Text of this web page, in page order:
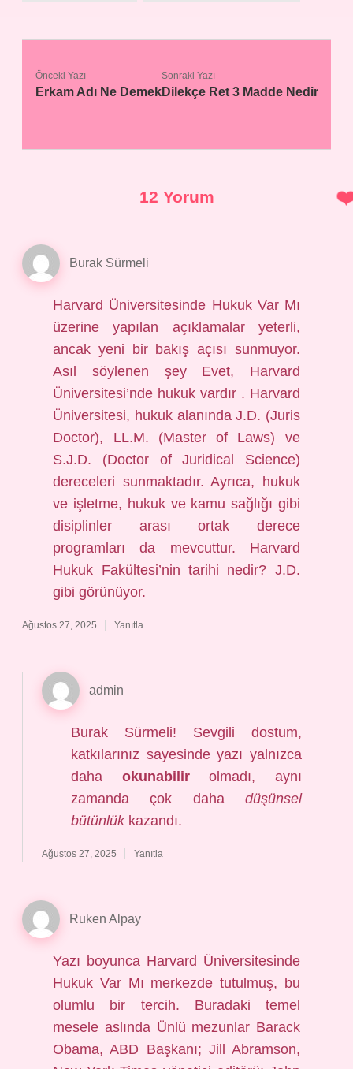
Önceki Yazı
Erkam Adı Ne Demek
Sonraki Yazı
Dilekçe Ret 3 Madde Nedir
12 Yorum
Burak Sürmeli
Harvard Üniversitesinde Hukuk Var Mı
üzerine yapılan açıklamalar yeterli,
ancak yeni bir bakış açısı sunmuyor.
Asıl söylenen şey Evet, Harvard
Üniversitesi’nde hukuk vardır . Harvard
Üniversitesi, hukuk alanında J.D. (Juris
Doctor), LL.M. (Master of Laws) ve
S.J.D. (Doctor of Juridical Science)
dereceleri sunmaktadır. Ayrıca, hukuk
ve işletme, hukuk ve kamu sağlığı gibi
disiplinler arası ortak derece
programları da mevcuttur. Harvard
Hukuk Fakültesi’nin tarihi nedir? J.D.
gibi görünüyor.
Ağustos 27, 2025 Yanıtla
admin
Burak Sürmeli! Sevgili dostum,
katkılarınız sayesinde yazı yalnızca
daha okunabilirolmadı, aynı
zamanda çok dahadüşünsel
bütünlükkazandı.
Ağustos 27, 2025 Yanıtla
Ruken Alpay
Yazı boyunca Harvard Üniversitesinde
Hukuk Var Mı merkezde tutulmuş, bu
olumlu bir tercih. Buradaki temel
mesele aslında Ünlü mezunlar Barack
Obama, ABD Başkanı; Jill Abramson,